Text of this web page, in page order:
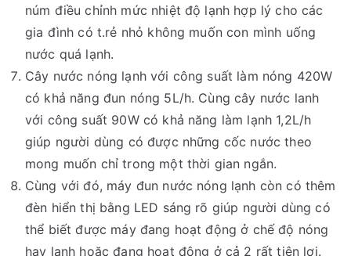
núm điều chỉnh mức nhiệt độ lạnh hợp lý cho các
gia đình có t.rẻ nhỏ không muốn con mình uống
nước quá lạnh.
Cây nước nóng lạnh với công suất làm nóng 420W
có khả năng đun nóng 5L/h. Cùng cây nước lanh
với công suất 90W có khả năng làm lạnh 1,2L/h
giúp người dùng có được những cốc nước theo
mong muốn chỉ trong một thời gian ngắn.
Cùng với đó, máy đun nước nóng lạnh còn có thêm
đèn hiển thị bằng LED sáng rõ giúp người dùng có
thể biết được máy đang hoạt động ở chế độ nóng
hay lạnh hoặc đang hoạt động ở cả 2 rất tiện lợi.